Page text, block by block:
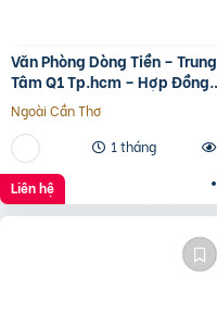
Văn Phòng Dòng Tiền – Trung
Tâm Q1 Tp.hcm – Hợp Đồng
Thuê 250 Triệu/Tháng – 115
Tỷ
Ngoài Cần Thơ
1 tháng
Liên hệ